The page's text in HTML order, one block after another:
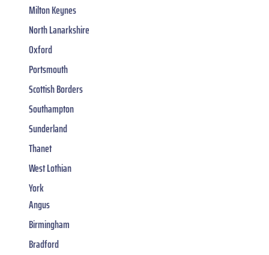
Milton Keynes
North Lanarkshire
Oxford
Portsmouth
Scottish Borders
Southampton
Sunderland
Thanet
West Lothian
York
Angus
Birmingham
Bradford